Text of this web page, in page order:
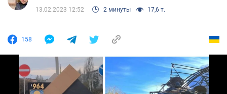
13.02.2023 12:52 2 минуты 17,6 т.
158